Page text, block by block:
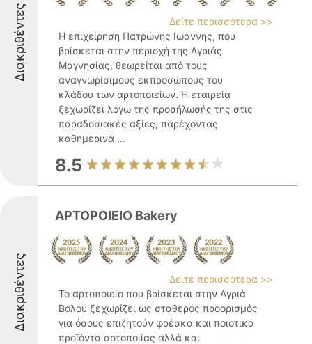
Διακριθέντες
Δείτε περισσότερα >>
Η επιχείρηση Πατρώνης Ιωάννης, που
βρίσκεται στην περιοχή της Αγριάς
Μαγνησίας, θεωρείται από τους
αναγνωρίσιμους εκπροσώπους του
κλάδου των αρτοποιείων. Η εταιρεία
ξεχωρίζει λόγω της προσήλωσής της στις
παραδοσιακές αξίες, παρέχοντας
καθημερινά ...
8.5
Διακριθέντες
APTOPOIEIO Bakery
Δείτε περισσότερα >>
Το αρτοποιείο που βρίσκεται στην Αγριά
Βόλου ξεχωρίζει ως σταθερός προορισμός
για όσους επιζητούν φρέσκα και ποιοτικά
προϊόντα αρτοποιίας αλλά και